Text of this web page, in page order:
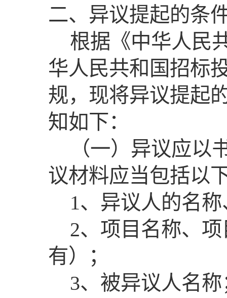
二、异议提起的条
根据《中华人民
华人民共和国招标
规，现将异议提起
知如下：
（一）异议应以
议材料应当包括以
1、异议人的名
2、项目名称、
有）；
3、被异议人名称